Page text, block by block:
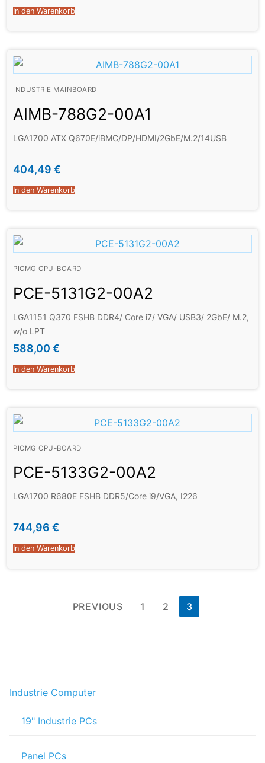
In den Warenkorb
INDUSTRIE MAINBOARD
AIMB-788G2-00A1
LGA1700 ATX Q670E/iBMC/DP/HDMI/2GbE/M.2/14USB
404,49 €
In den Warenkorb
PICMG CPU-BOARD
PCE-5131G2-00A2
LGA1151 Q370 FSHB DDR4/ Core i7/ VGA/ USB3/ 2GbE/ M.2,
w/o LPT
588,00 €
In den Warenkorb
PICMG CPU-BOARD
PCE-5133G2-00A2
LGA1700 R680E FSHB DDR5/Core i9/VGA, I226
744,96 €
In den Warenkorb
PREVIOUS 1 2 3
Industrie Computer
19" Industrie PCs
Panel PCs